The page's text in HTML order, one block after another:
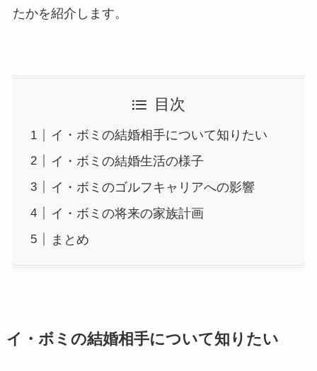
たかを紹介します。
目次
イ・ボミの結婚相手について知りたい
イ・ボミの結婚生活の様子
イ・ボミのゴルフキャリアへの影響
イ・ボミの将来の家族計画
まとめ
イ・ボミの結婚相手について知りたい